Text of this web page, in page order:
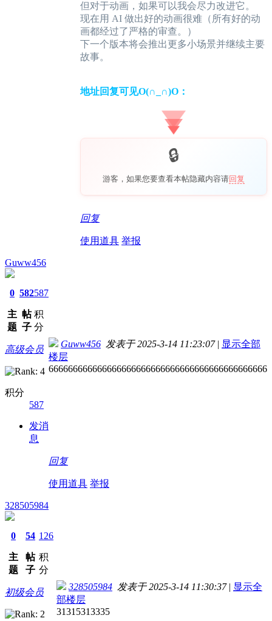
但对于动画，如果可以我会尽力改进它。
现在用 AI 做出好的动画很难（所有好的动
画都经过了严格的审查。）
下一个版本将会推出更多小场景并继续主要
故事。
地址回复可见O(∩_∩)O：
游客，如果您要查看本帖隐藏内容请回复
回复
使用道具 举报
Guww456
0
主
题
582
帖
子
587
积
分
高级会员
积分
587
发消
息
Guww456 发表于 2025-3-14 11:23:07 | 显示全部
楼层
666666666666666666666666666666666666666666666
回复
使用道具 举报
328505984
0
主
题
54
帖
子
126
积
分
初级会员
328505984 发表于 2025-3-14 11:30:37 | 显示全
部楼层
31315313335